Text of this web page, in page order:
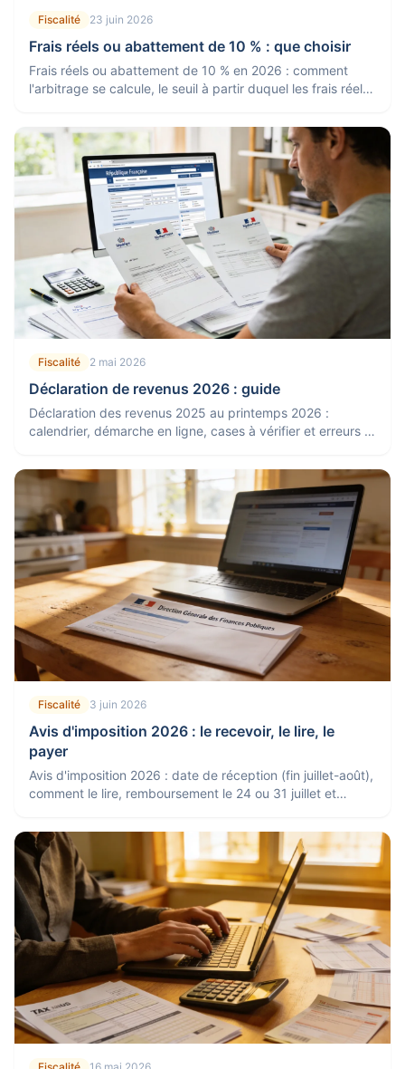
Fiscalité 23 juin 2026
Frais réels ou abattement de 10 % : que choisir
Frais réels ou abattement de 10 % en 2026 : comment
l'arbitrage se calcule, le seuil à partir duquel les frais réels
Fiscalité 2 mai 2026
Déclaration de revenus 2026 : guide
Déclaration des revenus 2025 au printemps 2026 :
calendrier, démarche en ligne, cases à vérifier et erreurs à
Fiscalité 3 juin 2026
Avis d'imposition 2026 : le recevoir, le lire, le
payer
Avis d'imposition 2026 : date de réception (fin juillet-août),
comment le lire, remboursement le 24 ou 31 juillet et